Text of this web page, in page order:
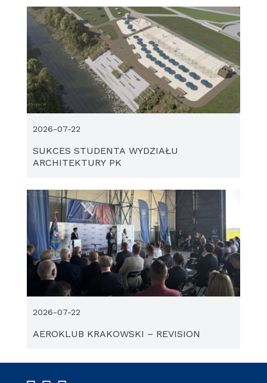
SUKCES STUDENTA WYDZIAŁU
ARCHITEKTURY PK
2026-07-22
AEROKLUB KRAKOWSKI – REVISION
2026-07-22